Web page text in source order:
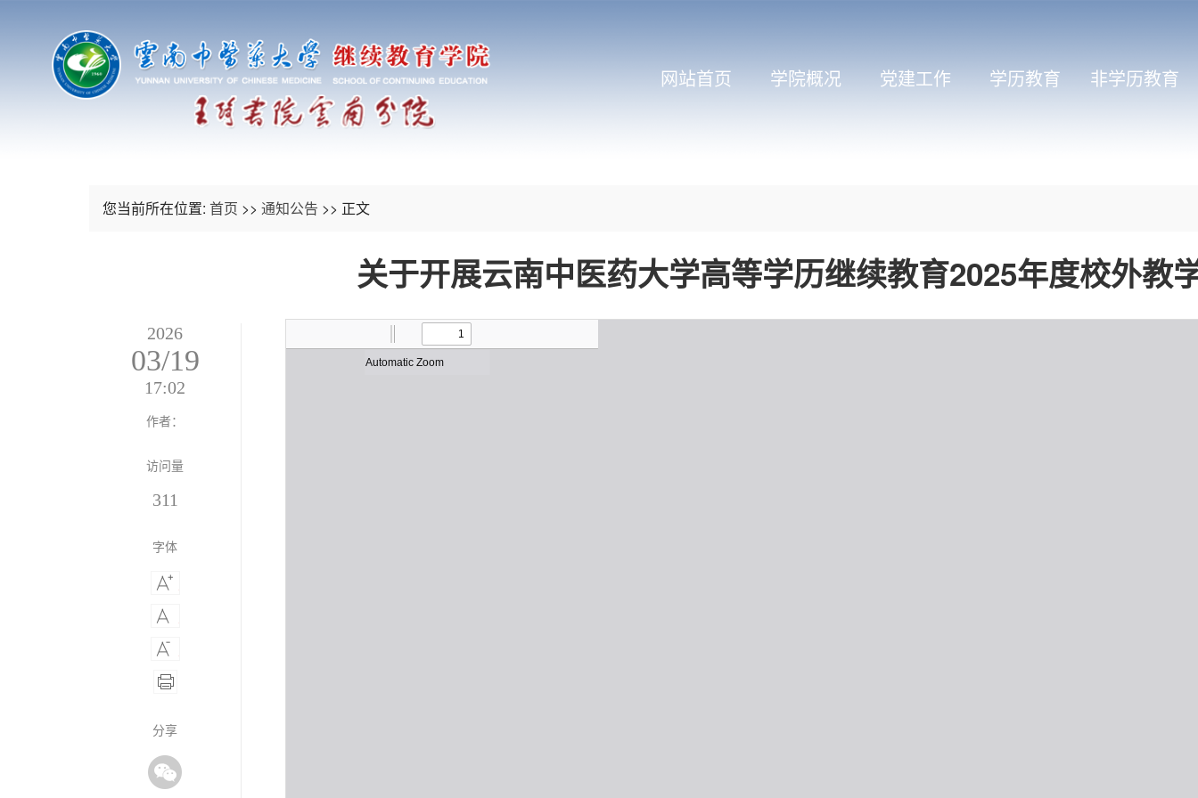
网站首页 学院概况 党建工作 学历教育 非学历教育
您当前所在位置: 首页 >> 通知公告 >> 正文
2026
03/19
17:02
作者：
访问量
311
字体
分享
关于开展云南中医药大学高等学历继续教育2025年度校外教